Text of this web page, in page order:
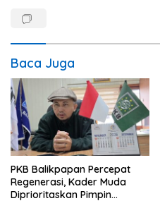
Baca Juga
PKB Balikpapan Percepat
Regenerasi, Kader Muda
Diprioritaskan Pimpin